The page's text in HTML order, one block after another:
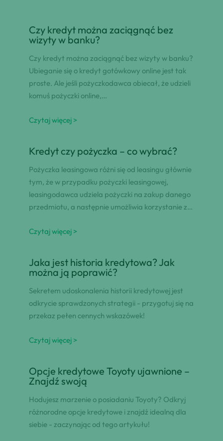
Czy kredyt można zaciągnąć bez
wizyty w banku?
Czy kredyt można zaciągnąć bez wizyty w banku?
Ubieganie się o kredyt gotówkowy online jest tak
proste. Ale jeśli pożyczkodawca obiecał, że udzieli
komuś pożyczki online,…
Czytaj więcej >
Kredyt czy pożyczka – co wybrać?
Pożyczka leasingowa różni się od leasingu głównie
tym, że w przypadku pożyczki leasingowej,
leasingodawca udziela pożyczki na zakup danego
przedmiotu, a następnie umożliwia korzystanie z…
Czytaj więcej >
Jaka jest historia kredytowa? Jak
można ją poprawić?
Sekretem udoskonalenia historii kredytowej jest
odkrycie sprawdzonych strategii - przygotuj się na
przekaz pełen cennych wskazówek!
Czytaj więcej >
Opcje kredytowe Toyoty ujawnione –
Znajdź swoją
Hodujesz marzenie o posiadaniu Toyoty? Odkryj
różnorodne opcje kredytowe i znajdź idealną dla
siebie - zaczynając od tego artykułu!